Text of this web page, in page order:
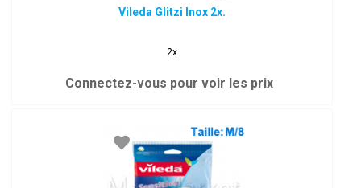
Vileda Glitzi Inox 2x.
2x
Connectez-vous pour voir les prix